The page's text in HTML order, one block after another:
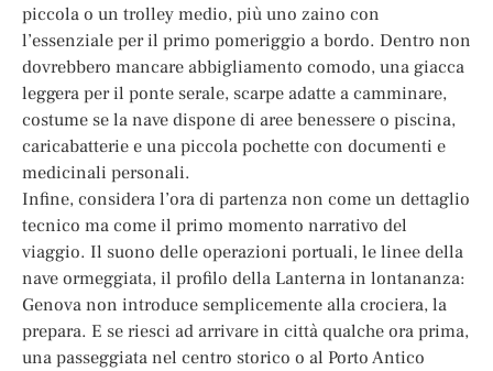
piccola o un trolley medio, più uno zaino con
l’essenziale per il primo pomeriggio a bordo. Dentro non
dovrebbero mancare abbigliamento comodo, una giacca
leggera per il ponte serale, scarpe adatte a camminare,
costume se la nave dispone di aree benessere o piscina,
caricabatterie e una piccola pochette con documenti e
medicinali personali.
Infine, considera l’ora di partenza non come un dettaglio
tecnico ma come il primo momento narrativo del
viaggio. Il suono delle operazioni portuali, le linee della
nave ormeggiata, il profilo della Lanterna in lontananza:
Genova non introduce semplicemente alla crociera, la
prepara. E se riesci ad arrivare in città qualche ora prima,
una passeggiata nel centro storico o al Porto Antico